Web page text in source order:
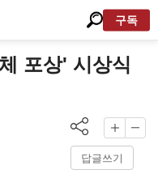
구독
포상' 시상식
답글쓰기